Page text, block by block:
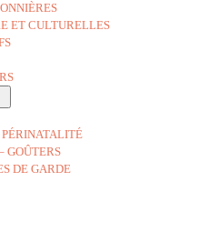
ET CULTURELLES
GOÛTERS
DE GARDE